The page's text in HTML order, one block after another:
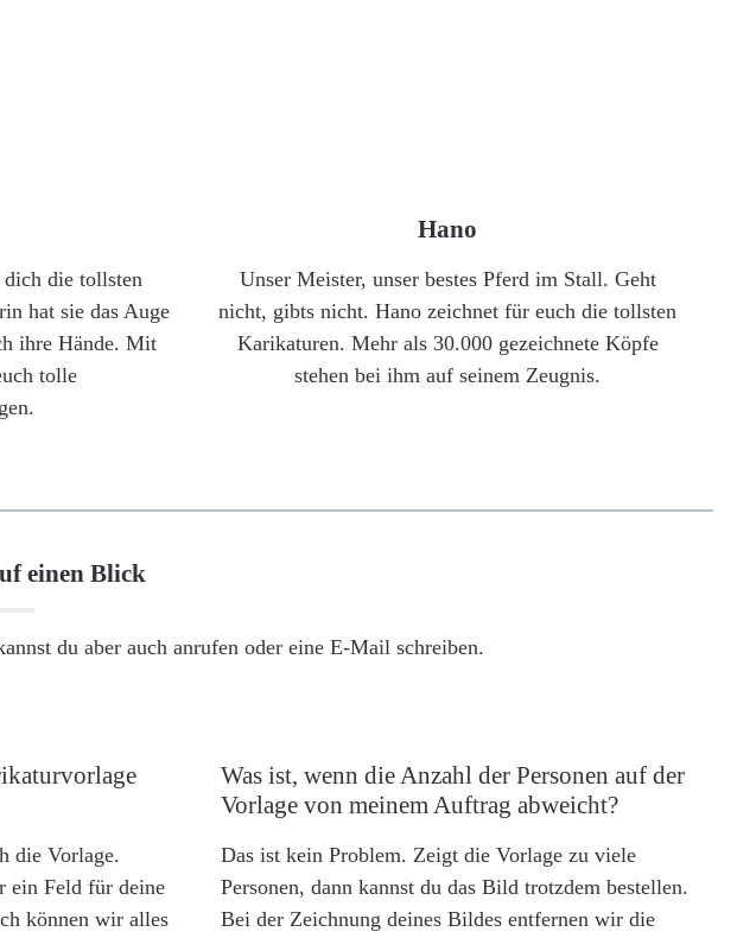
dich die tollsten
hat sie das Auge
ihre Hände. Mit
tolle
Hano
Unser Meister, unser bestes Pferd im Stall. Geht
nicht, gibts nicht. Hano zeichnet für euch die tollsten
Karikaturen. Mehr als 30.000 gezeichnete Köpfe
stehen bei ihm auf seinem Zeugnis.
einen Blick
du aber auch anrufen oder eine E-Mail schreiben.
die Vorlage.
ein Feld für deine
können wir alles
Was ist, wenn die Anzahl der Personen auf der
Vorlage von meinem Auftrag abweicht?
Das ist kein Problem. Zeigt die Vorlage zu viele
Personen, dann kannst du das Bild trotzdem bestellen.
Bei der Zeichnung deines Bildes entfernen wir die